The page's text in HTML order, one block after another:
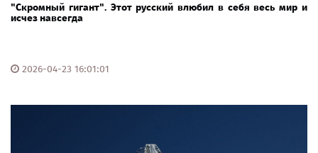
"Скромный гигант". Этот русский влюбил в себя весь мир и
исчез навсегда
2026-04-23 16:01:01